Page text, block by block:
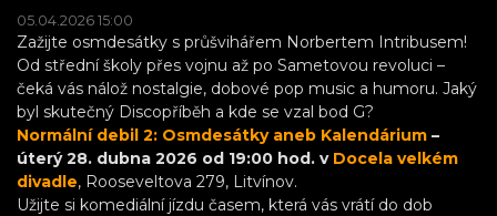
05.04.2026 15:00
Zažijte osmdesátky s průšvihářem Norbertem Intribusem!
Od střední školy přes vojnu až po Sametovou revoluci –
čeká vás nálož nostalgie, dobové pop music a humoru. Jaký
byl skutečný Discopříběh a kde se vzal bod G?
Normální debil 2: Osmdesátky aneb Kalendárium –
úterý 28. dubna 2026 od 19:00 hod. v Docela velkém
divadle, Rooseveltova 279, Litvínov.
Užijte si komediální jízdu časem, která vás vrátí do dob